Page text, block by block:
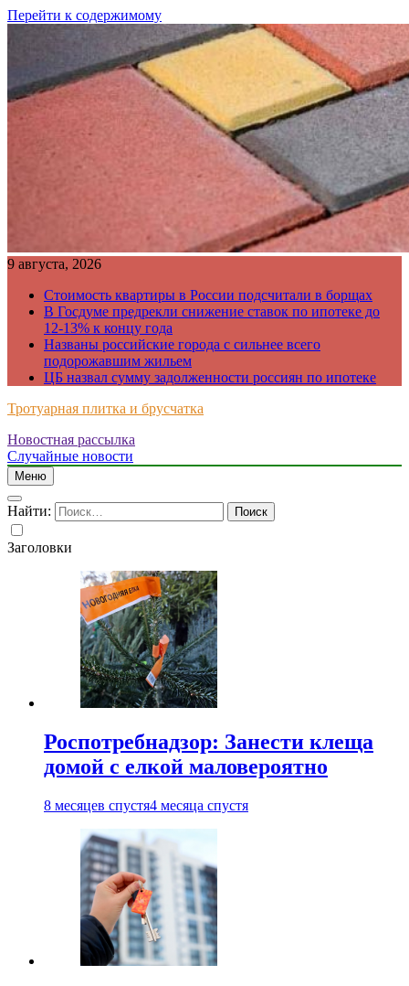
Перейти к содержимому
9 августа, 2026
Стоимость квартиры в России подсчитали в борщах
В Госдуме предрекли снижение ставок по ипотеке до
12-13% к концу года
Названы российские города с сильнее всего
подорожавшим жильем
ЦБ назвал сумму задолженности россиян по ипотеке
Тротуарная плитка и брусчатка
Just another WordPress site
Новостная рассылка
Случайные новости
Меню
Найти:
Заголовки
Роспотребнадзор: Занести клеща
домой с елкой маловероятно
8 месяцев спустя4 месяца спустя